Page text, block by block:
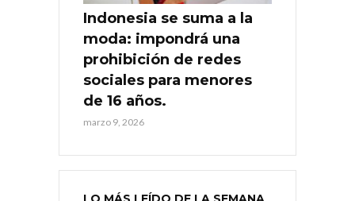
Indonesia se suma a la
moda: impondrá una
prohibición de redes
sociales para menores
de 16 años.
marzo 9, 2026